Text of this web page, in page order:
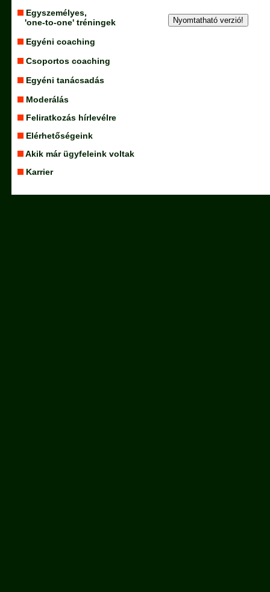
Egyszemélyes,
'one-to-one' tréningek
Egyéni coaching
Csoportos coaching
Egyéni tanácsadás
Moderálás
Feliratkozás hírlevélre
Elérhetőségeink
Akik már ügyfeleink voltak
Karrier